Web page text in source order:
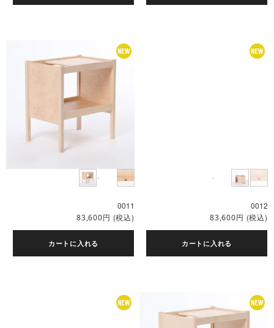
0011
83,600円 (税込)
カートに入れる
0012
83,600円 (税込)
カートに入れる